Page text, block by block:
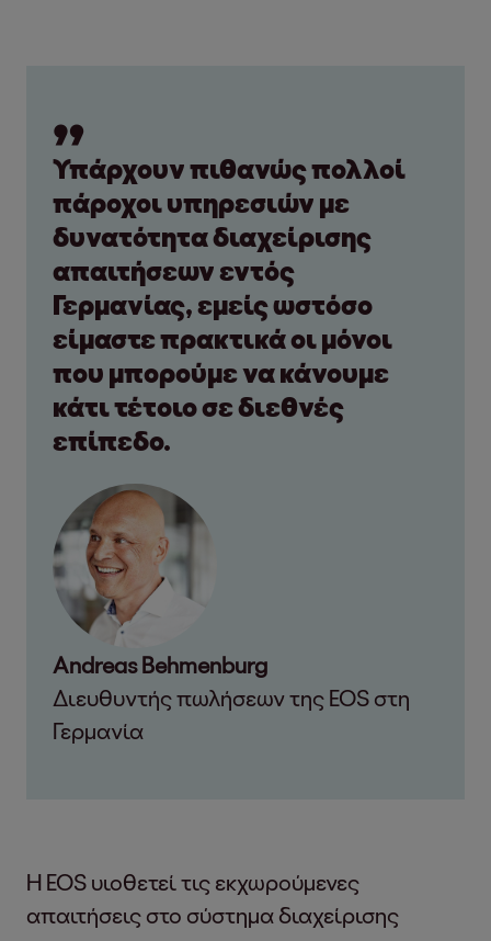
Υπάρχουν πιθανώς πολλοί
πάροχοι υπηρεσιών με
δυνατότητα διαχείρισης
απαιτήσεων εντός
Γερμανίας, εμείς ωστόσο
είμαστε πρακτικά οι μόνοι
που μπορούμε να κάνουμε
κάτι τέτοιο σε διεθνές
επίπεδο.
Andreas Behmenburg
Διευθυντής πωλήσεων της EOS στη
Γερμανία
Η EOS υιοθετεί τις εκχωρούμενες
απαιτήσεις στο σύστημα διαχείρισης